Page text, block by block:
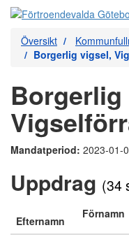
Översikt
Borgerlig vigsel,
Mandatperiod: 2023-01-
Uppdrag (34
Efternamn
Förnamn